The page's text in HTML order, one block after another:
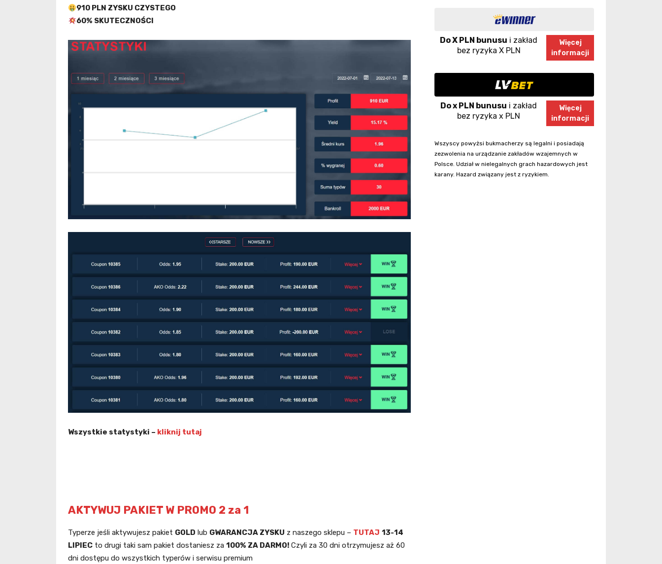
910 PLN ZYSKU CZYSTEGO
60% SKUTECZNOŚCI
Wszystkie statystyki – kliknij tutaj
AKTYWUJ PAKIET W PROMO 2 za 1
Typerze jeśli aktywujesz pakiet GOLD lub GWARANCJA ZYSKU z naszego sklepu – TUTAJ 13-14
LIPIEC to drugi taki sam pakiet dostaniesz za 100% ZA DARMO! Czyli za 30 dni otrzymujesz aż 60
dni dostępu do wszystkich typerów i serwisu premium
Do X PLN bunusu i zakład
bez ryzyka X PLN
Więcej
informacji
Do x PLN bunusu i zakład
bez ryzyka x PLN
Więcej
informacji
Wszyscy powyżsi bukmacherzy są legalni i posiadają
zezwolenia na urządzanie zakładów wzajemnych w
Polsce. Udział w nielegalnych grach hazardowych jest
karany. Hazard związany jest z ryzykiem.